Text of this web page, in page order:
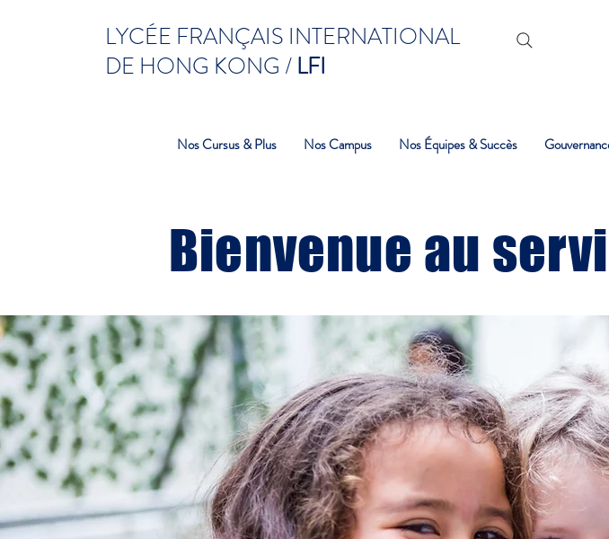
LYCÉE FRANÇAIS INTERNATIONAL
DE HONG KONG /LFI
Nos Cursus & Plus Nos Campus Nos Équipes & Succès
Bienvenue au